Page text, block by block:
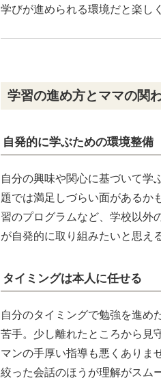
学びが進められる環境だと楽し
学習の進め方とママの関
自発的に学ぶための環境整備
自分の興味や関心に基づいて学
題では満足しづらい面があるか
習のプログラムなど、学校以外
が自発的に取り組みたいと思え
タイミングは本人に任せる
自分のタイミングで勉強を進め
苦手。少し離れたところから見
マンの手厚い指導も悪くありま
絞った会話のほうが理解がスム